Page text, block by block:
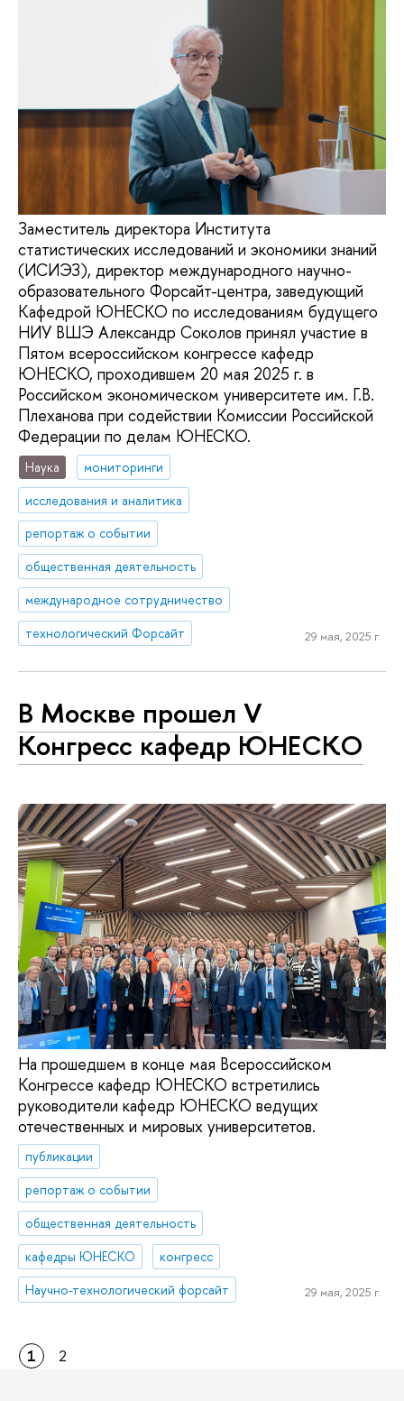
Заместитель директора Института
статистических исследований и экономики знаний
(ИСИЭЗ), директор международного научно-
образовательного Форсайт-центра, заведующий
Кафедрой ЮНЕСКО по исследованиям будущего
НИУ ВШЭ Александр Соколов принял участие в
Пятом всероссийском конгрессе кафедр
ЮНЕСКО, проходившем 20 мая 2025 г. в
Российском экономическом университете им. Г.В.
Плеханова при содействии Комиссии Российской
Федерации по делам ЮНЕСКО.
Наука
мониторинги
исследования и аналитика
репортаж о событии
общественная деятельность
международное сотрудничество
технологический Форсайт
29 мая, 2025 г.
В Москве прошел V
Конгресс кафедр ЮНЕСКО
На прошедшем в конце мая Всероссийском
Конгрессе кафедр ЮНЕСКО встретились
руководители кафедр ЮНЕСКО ведущих
отечественных и мировых университетов.
публикации
репортаж о событии
общественная деятельность
кафедры ЮНЕСКО
конгресс
Научно-технологический форсайт
29 мая, 2025 г.
1 2